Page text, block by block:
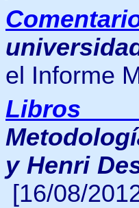
el Informe
Libros
y Henri
[16/08/